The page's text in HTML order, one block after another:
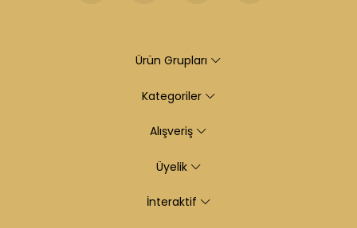
Ürün Grupları
Kategoriler
Alışveriş
Üyelik
İnteraktif